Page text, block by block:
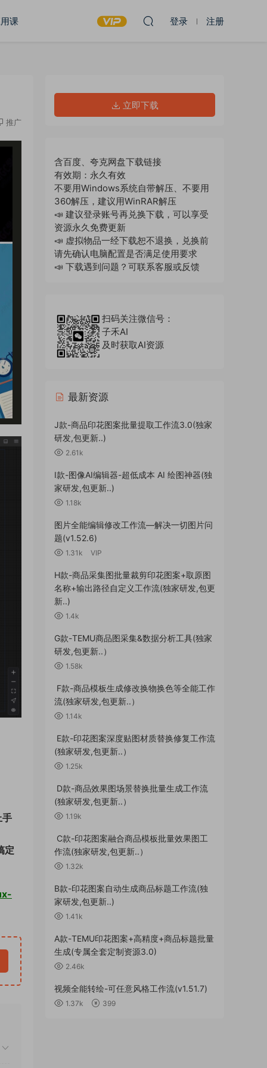
课 登录 注册
推广
手
定
立即下载
含百度、夸克网盘下载链接
有效期：永久有效
不要用Windows系统自带解压、不要用
360解压，建议用WinRAR解压
📣 建议登录账号再兑换下载，可以享受
资源永久免费更新
📣 虚拟物品一经下载恕不退换，兑换前
请先确认电脑配置是否满足使用要求
📣 下载遇到问题？可联系客服或反馈
扫码关注微信号：
子禾AI
及时获取AI资源
最新资源
J款-商品印花图案批量提取工作流3.0(独家
研发,包更新..)
2.61k
I款-图像AI编辑器-超低成本 AI 绘图神器(独
家研发,包更新..)
1.18k
图片全能编辑修改工作流—解决一切图片问
题(v1.52.6)
1.31k VIP
H款-商品采集图批量裁剪印花图案+取原图
名称+输出路径自定义工作流(独家研发,包更
新..)
1.4k
G款-TEMU商品图采集&数据分析工具(独家
研发,包更新..）
1.58k
F款-商品模板生成修改换物换色等全能工作
流(独家研发,包更新..）
1.14k
E款-印花图案深度贴图材质替换修复工作流
(独家研发,包更新..）
1.25k
D款-商品效果图场景替换批量生成工作流
(独家研发,包更新..）
1.19k
C款-印花图案融合商品模板批量效果图工
作流(独家研发,包更新..）
1.32k
B款-印花图案自动生成商品标题工作流(独
家研发,包更新..)
1.41k
A款-TEMU印花图案+高精度+商品标题批量
生成(专属全套定制资源3.0)
2.46k
视频全能转绘-可任意风格工作流(v1.51.7)
1.37k 399